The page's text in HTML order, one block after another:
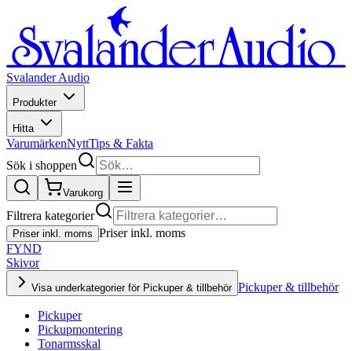
Svalander Audio
Produkter
Hitta
VarumärkenNyttTips & Fakta
Sök i shoppen
Varukorg
Filtrera kategorier
Priser inkl. moms Priser inkl. moms
FYND
Skivor
Visa underkategorier för Pickuper & tillbehör Pickuper & tillbehör
Pickuper
Pickupmontering
Tonarmsskal